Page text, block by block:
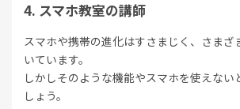
スマホ教室の講師
スマホや携帯の進化はすさまじく、さまざ
いています。
しかしそのような機能やスマホを使えない
しょう。